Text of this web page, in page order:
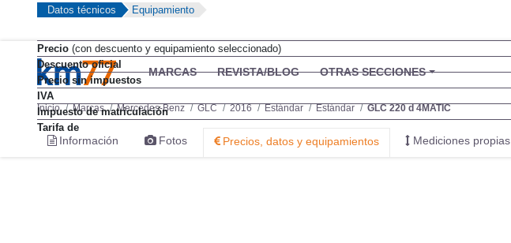
MARCAS REVISTA/BLOG OTRAS SECCIONES
Inicio Marcas Mercedes-Benz GLC 2016 Estándar Estándar GLC 220 d 4MATIC
Información Fotos Precios, datos y equipamientos Mediciones propias
Datos técnicos Equipamiento
Precio (con descuento y equipamiento seleccionado)
Descuento oficial
Precio sin impuestos
IVA
Impuesto de matriculación
Tarifa de